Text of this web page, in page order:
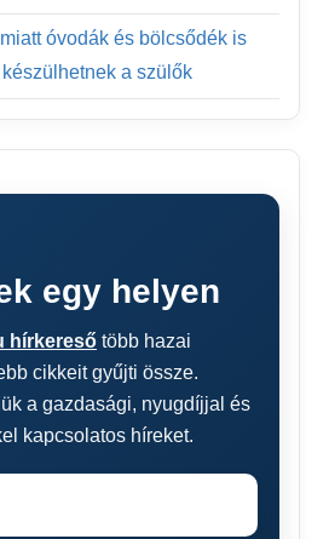
óvodák és bölcsődék is
a szülők
egy helyen
hírkereső több hazai
cikkeit gyűjti össze.
a gazdasági, nyugdíjjal és
kapcsolatos híreket.